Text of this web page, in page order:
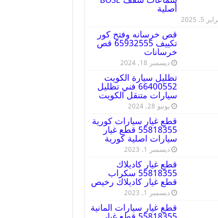
أصلية
5, 2025
قص خرسانه وفتح كور
تكييف 65932555 قص
خرسانات
ديسمبر 18, 2024
تظليل سيارة الكويت
66400552 فني تظليل
سيارات متنقل الكويت
يونيو 28, 2024
قطع غيار سيارات كورية
55818355 قطع غيار
سيارات اصلية كورية
ديسمبر 1, 2023
قطع غيار كاديلاك
55818355 سكراب
قطع غيار كاديلاك رخيص
ديسمبر 1, 2023
قطع غيار سيارات المانية